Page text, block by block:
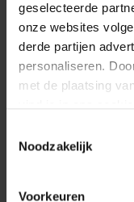
geselecteerde
onze websites
derde partijen
personaliseren.
met de plaatsing
Noodzakelijk
Voorkeuren
ø 55 cm